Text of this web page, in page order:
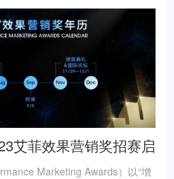
华区艾菲奖最持续成功百件量级
开赛以来，获得行业的大力支
奖专项赛道TOP2。
艾菲效果营销奖招赛启
Marketing Awards）以“增